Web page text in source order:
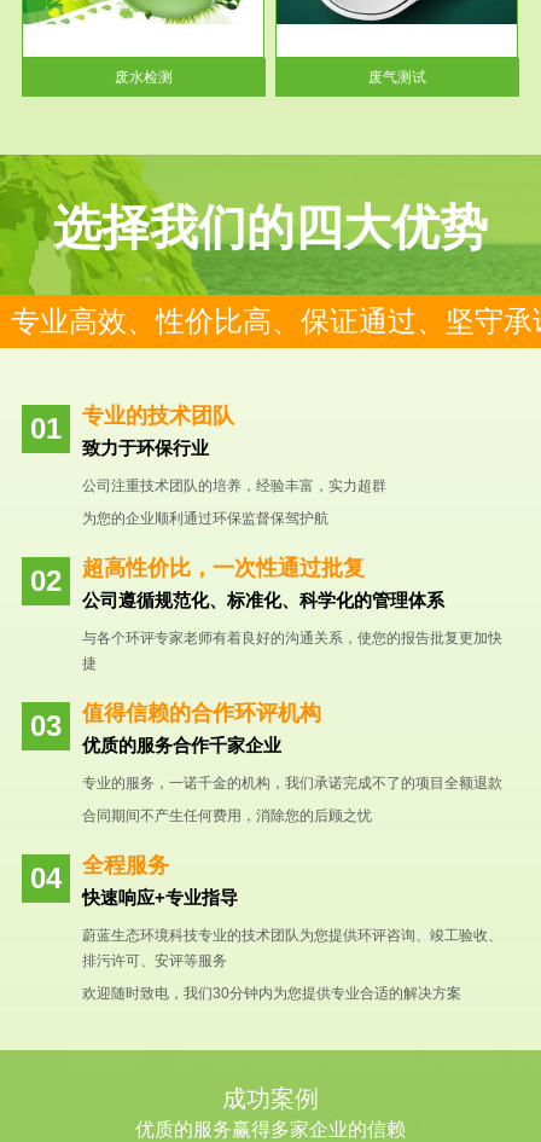
废水检测
废气和无机废气。有机废气主要
包括...
废气测试
选择我们的四大优势
专业高效、性价比高、保证通过、坚守承
专业的技术团队
致力于环保行业
公司注重技术团队的培养，经验丰富，实力超群
为您的企业顺利通过环保监督保驾护航
超高性价比，一次性通过批复
公司遵循规范化、标准化、科学化的管理体系
与各个环评专家老师有着良好的沟通关系，使您的报告批复更加快
捷
值得信赖的合作环评机构
优质的服务合作千家企业
专业的服务，一诺千金的机构，我们承诺完成不了的项目全额退款
合同期间不产生任何费用，消除您的后顾之忧
全程服务
快速响应+专业指导
蔚蓝生态环境科技专业的技术团队为您提供环评咨询、竣工验收、
排污许可、安评等服务
欢迎随时致电，我们30分钟内为您提供专业合适的解决方案
成功案例
优质的服务赢得多家企业的信赖